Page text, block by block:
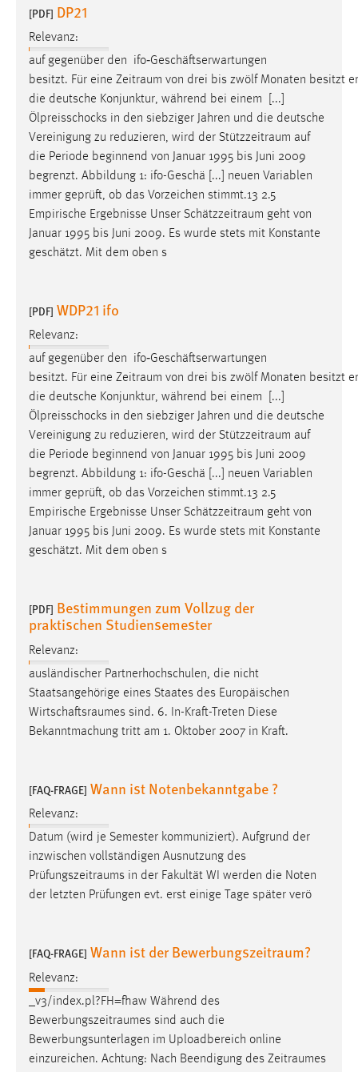
[PDF] DP21
Relevanz:
auf gegenüber den ifo‐Geschäftserwartungen
besitzt. Für eine Zeitraum von drei bis zwölf Monaten besitzt
die deutsche Konjunktur, während bei einem [...]
Ölpreisschocks in den siebziger Jahren und die deutsche
Vereinigung zu reduzieren, wird der Stützzeitraum auf
die Periode beginnend von Januar 1995 bis Juni 2009
begrenzt. Abbildung 1: ifo-Geschä [...] neuen Variablen
immer geprüft, ob das Vorzeichen stimmt.13 2.5
Empirische Ergebnisse Unser Schätzzeitraum geht von
Januar 1995 bis Juni 2009. Es wurde stets mit Konstante
geschätzt. Mit dem oben s
[PDF] WDP21 ifo
Relevanz:
auf gegenüber den ifo‐Geschäftserwartungen
besitzt. Für eine Zeitraum von drei bis zwölf Monaten besitzt
die deutsche Konjunktur, während bei einem [...]
Ölpreisschocks in den siebziger Jahren und die deutsche
Vereinigung zu reduzieren, wird der Stützzeitraum auf
die Periode beginnend von Januar 1995 bis Juni 2009
begrenzt. Abbildung 1: ifo-Geschä [...] neuen Variablen
immer geprüft, ob das Vorzeichen stimmt.13 2.5
Empirische Ergebnisse Unser Schätzzeitraum geht von
Januar 1995 bis Juni 2009. Es wurde stets mit Konstante
geschätzt. Mit dem oben s
[PDF] Bestimmungen zum Vollzug der
praktischen Studiensemester
Relevanz:
ausländischer Partnerhochschulen, die nicht
Staatsangehörige eines Staates des Europäischen
Wirtschaftsraumes sind. 6. In-Kraft-Treten Diese
Bekanntmachung tritt am 1. Oktober 2007 in Kraft.
[FAQ-FRAGE] Wann ist Notenbekanntgabe ?
Relevanz:
Datum (wird je Semester kommuniziert). Aufgrund der
inzwischen vollständigen Ausnutzung des
Prüfungszeitraums in der Fakultät WI werden die Noten
der letzten Prüfungen evt. erst einige Tage später verö
[FAQ-FRAGE] Wann ist der Bewerbungszeitraum?
Relevanz:
_v3/index.pl?FH=fhaw Während des
Bewerbungszeitraumes sind auch die
Bewerbungsunterlagen im Uploadbereich online
einzureichen. Achtung: Nach Beendigung des Zeitraumes
Zweck:
einloggen zu können.
Cookie Laufzeit:
24 Stunden
STATISTIK
Statistik Cookies erfassen Informationen anonym.
Diese Informationen helfen uns zu verstehen, wie
unsere Besucher unsere Website nutzen.
Matomo
_pk_ref, _pk_cvar, _pk_id, _pk_ses
Zweck:
Zugriffsstatistik
Cookie Laufzeit:
Max. 13 Monate
MARKETING
Marketing Cookies werden von Drittanbietern
verwendet, um personalisierte Werbung anzuzeigen.
Sie tun dies, indem sie Besucher über Websites
hinweg verfolgen.
Name:
Anbieter:
Zweck:
Conversion-Tracking
Facebook Pixel
Name:
_fbp
Anbieter:
Zweck:
Cookie Laufzeit:
3 Monate